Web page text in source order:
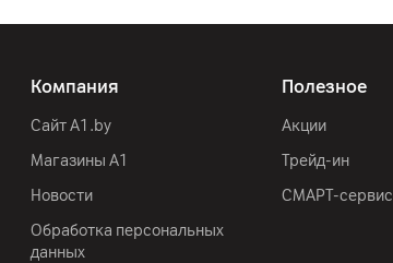
Компания
Сайт A1.by
Магазины А1
Новости
Обработка персональных
данных
Полезное
Акции
Трейд-ин
СМАРТ-сервис